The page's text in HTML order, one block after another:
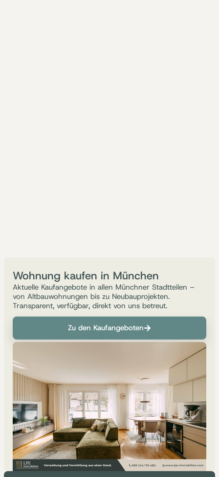
Wohnung kaufen in München
Aktuelle Kaufangebote in allen Münchner Stadtteilen –
von Altbauwohnungen bis zu Neubauprojekten.
Transparent, verfügbar, direkt von uns betreut.
Zu den Kaufangeboten